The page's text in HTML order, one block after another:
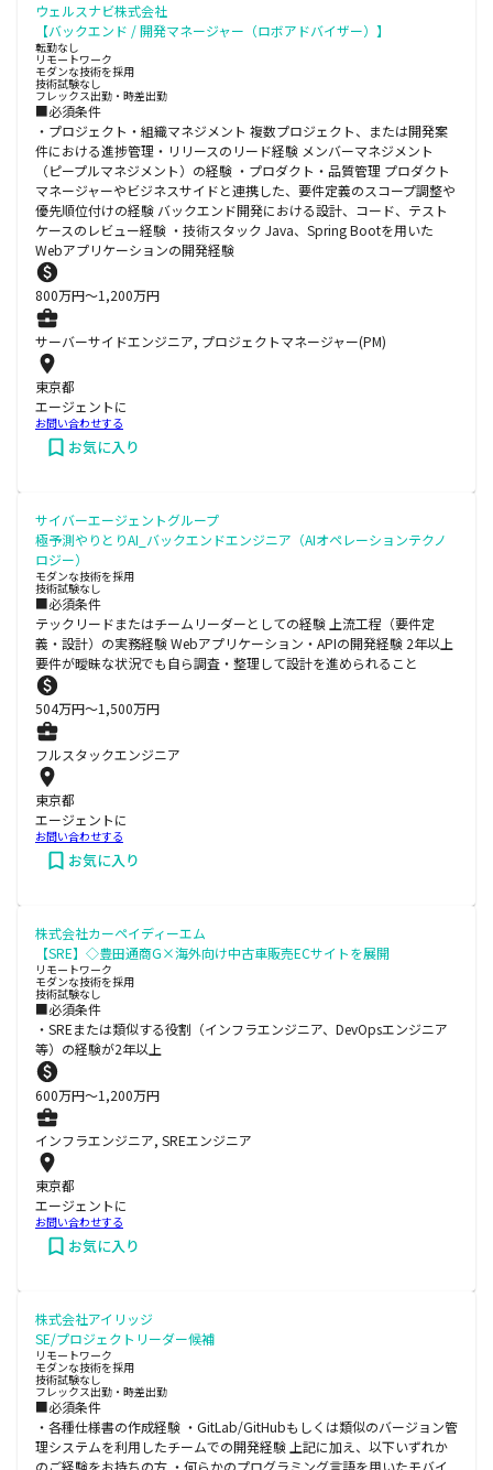
ウェルスナビ株式会社
【バックエンド / 開発マネージャー（ロボアドバイザー）】
転勤なし
リモートワーク
モダンな技術を採用
技術試験なし
フレックス出勤・時差出勤
■必須条件
・プロジェクト・組織マネジメント 複数プロジェクト、または開発案
件における進捗管理・リリースのリード経験 メンバーマネジメント
（ピープルマネジメント）の経験 ・プロダクト・品質管理 プロダクト
マネージャーやビジネスサイドと連携した、要件定義のスコープ調整や
優先順位付けの経験 バックエンド開発における設計、コード、テスト
ケースのレビュー経験 ・技術スタック Java、Spring Bootを用いた
Webアプリケーションの開発経験
800万円〜1,200万円
サーバーサイドエンジニア, プロジェクトマネージャー(PM)
東京都
エージェントに
お問い合わせする
お気に入り
サイバーエージェントグループ
極予測やりとりAI_バックエンドエンジニア（AIオペレーションテクノ
ロジー）
モダンな技術を採用
技術試験なし
■必須条件
テックリードまたはチームリーダーとしての経験 上流工程（要件定
義・設計）の実務経験 Webアプリケーション・APIの開発経験 2年以上
要件が曖昧な状況でも自ら調査・整理して設計を進められること
504万円〜1,500万円
フルスタックエンジニア
東京都
エージェントに
お問い合わせする
お気に入り
株式会社カーペイディーエム
【SRE】◇豊田通商G×海外向け中古車販売ECサイトを展開
リモートワーク
モダンな技術を採用
技術試験なし
■必須条件
・SREまたは類似する役割（インフラエンジニア、DevOpsエンジニア
等）の経験が2年以上
600万円〜1,200万円
インフラエンジニア, SREエンジニア
東京都
エージェントに
お問い合わせする
お気に入り
株式会社アイリッジ
SE/プロジェクトリーダー候補
リモートワーク
モダンな技術を採用
技術試験なし
フレックス出勤・時差出勤
■必須条件
・各種仕様書の作成経験 ・GitLab/GitHubもしくは類似のバージョン管
理システムを利用したチームでの開発経験 上記に加え、以下いずれか